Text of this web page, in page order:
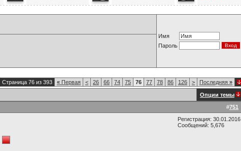
Имя
Пароль
Страница 76 из 393 « Первая < 26 66 74 75 76 77 78 86 126 > Последняя »
Опции темы
#751
Регистрация: 30.01.2016
Сообщений: 5,676